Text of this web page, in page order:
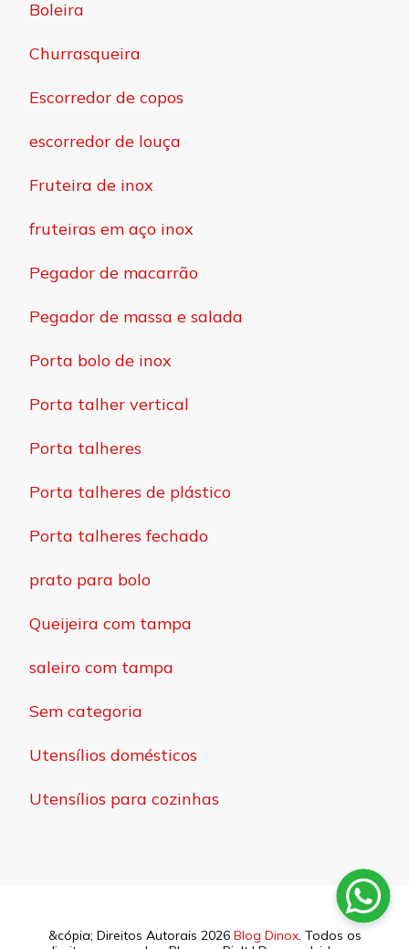
Boleira
Churrasqueira
Escorredor de copos
escorredor de louça
Fruteira de inox
fruteiras em aço inox
Pegador de macarrão
Pegador de massa e salada
Porta bolo de inox
Porta talher vertical
Porta talheres
Porta talheres de plástico
Porta talheres fechado
prato para bolo
Queijeira com tampa
saleiro com tampa
Sem categoria
Utensílios domésticos
Utensílios para cozinhas
&cópia; Direitos Autorais 2026 Blog Dinox. Todos os